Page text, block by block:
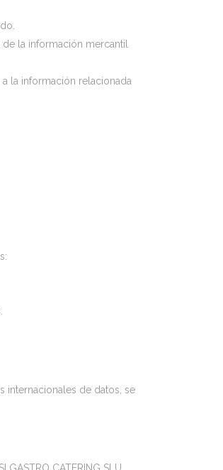
la información mercantil
la información relacionada
internacionales de datos, se